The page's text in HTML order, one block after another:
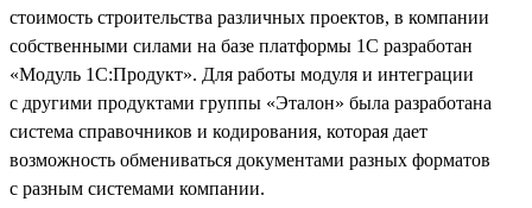
стоимость строительства различных проектов, в компании
собственными силами на базе платформы 1С разработан
«Модуль 1С:Продукт». Для работы модуля и интеграции
с другими продуктами группы «Эталон» была разработана
система справочников и кодирования, которая дает
возможность обмениваться документами разных форматов
с разным системами компании.